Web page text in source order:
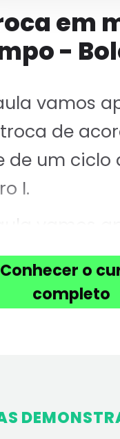
em
-
vamos
de
de um ciclo
I.
vamos
troca de
um ciclo
I.
Conhecer o
completo